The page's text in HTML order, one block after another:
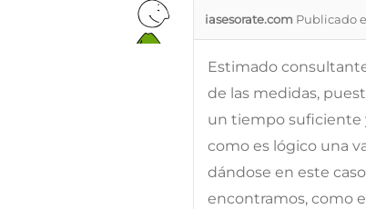
iasesorate.com Publicado
Estimado
de las medidas,
un tiempo suficiente
como es lógico una
dándose en este
encontramos, como